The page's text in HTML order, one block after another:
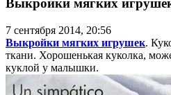
Выкройки мягких
7 сентября 2014, 20:56
Выкройки мягких игрушек.
ткани. Хорошенькая куколка,
куклой у малышки.